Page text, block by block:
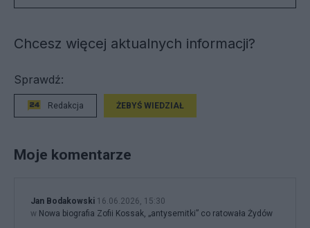
Chcesz więcej aktualnych informacji?
Sprawdź:
Redakcja ŻEBYŚ WIEDZIAŁ
Moje komentarze
Jan Bodakowski 16.06.2026, 15:30
w Nowa biografia Zofii Kossak, „antysemitki” co ratowała Żydów